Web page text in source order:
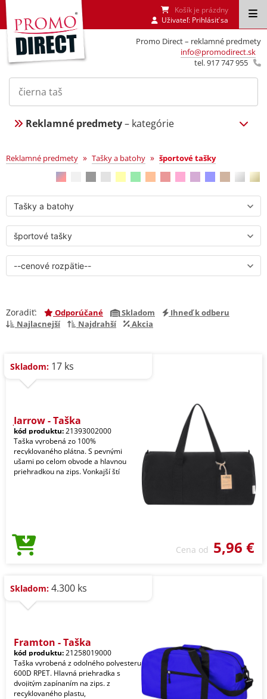
Promo Direct – reklamné predmety
info@promodirect.sk
tel. 917 747 955
Košík je prázdny
Uživateľ: Prihlásiť sa
Reklamné predmety– kategórie
športové tašky
Reklamné predmety » Tašky a batohy » športové tašky
Zoradiť: Odporúčané Skladom
Ihneď k odberu
Najlacnejší
Najdrahší Akcia
Skladom: 17 ks
Jarrow - Taška
kód produktu:21393002000
Taška vyrobená zo 100%
recyklovaného plátna. S pevnými
ušami po celom obvode a hlavnou
priehradkou na zips. Vonkajší ští
Cena od 5,96 €
Skladom: 4.300 ks
Framton - Taška
kód produktu:21258019000
Taška vyrobená z odolného polyesteru
600D RPET. Hlavná priehradka s
dvojitým zapínaním na zips. z
recyklovaného plastu,